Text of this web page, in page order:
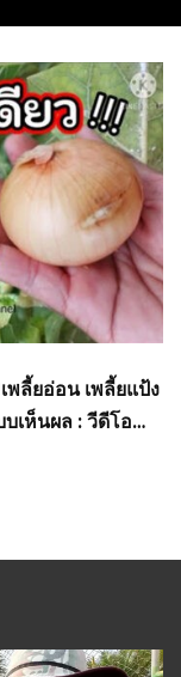
ลี้ยอ่อน เพลี้ยแป้ง
เห็นผล : วีดีโอ